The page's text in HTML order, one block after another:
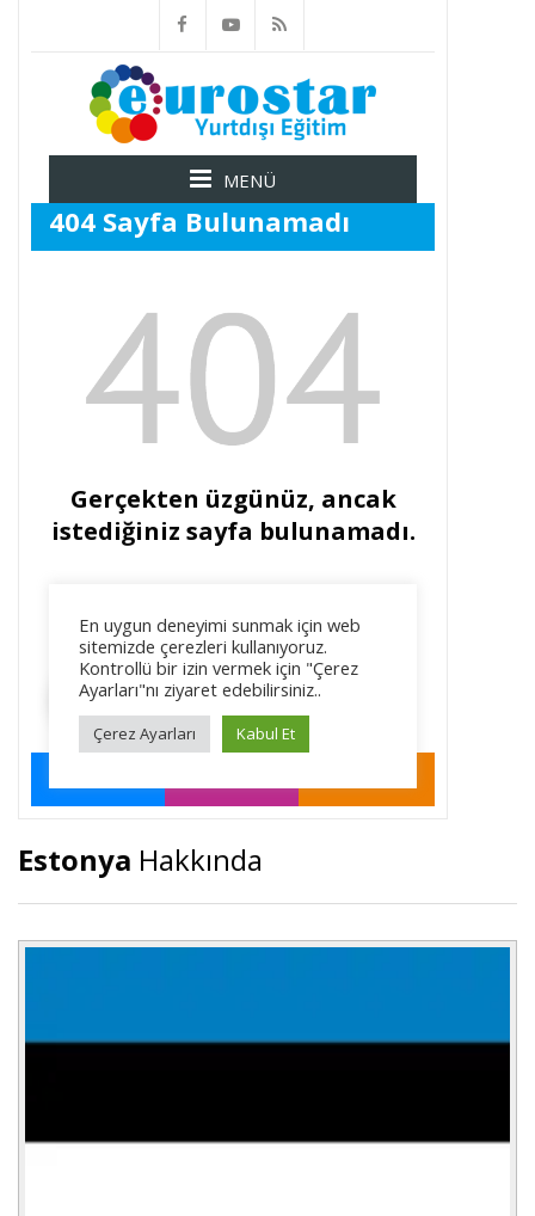
Estonya Hakkında